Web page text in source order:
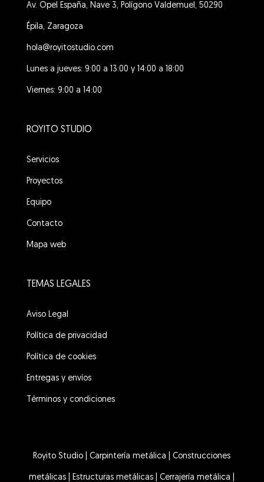
Av. Opel España, Nave 3, Polígono Valdemuel, 50290
Épila, Zaragoza
hola@royitostudio.com
Lunes a jueves: 9:00 a 13:00 y 14:00 a 18:00
Viernes: 9:00 a 14:00
ROYITO STUDIO
Servicios
Proyectos
Equipo
Contacto
Mapa web
TEMAS LEGALES
Aviso Legal
Política de privacidad
Política de cookies
Entregas y envíos
Términos y condiciones
Royito Studio |Carpintería metálica |Construcciones
metálicas Estructuras metálicas |Cerrajería metálica